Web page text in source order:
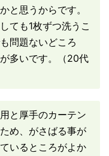
と思うからです。
ても1枚ずつ洗うこ
問題ないどころ
多いです。（20代
と厚手のカーテン
め、がさばる事が
いるところがよか